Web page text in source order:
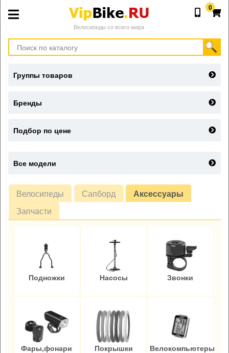
Велосипеды со всего мира
0
Велосипеды Сапборд
Аксессуары
Запчасти
Подножки Насосы Звонки
Фары,фонари Покрышки Велокомпьютеры
Группы товаров
Бренды
Подбор по цене
Все модели